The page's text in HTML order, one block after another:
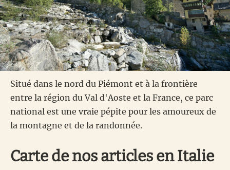
Situé dans le nord du Piémont et à la frontière
entre la région du Val d'Aoste et la France, ce parc
national est une vraie pépite pour les amoureux de
la montagne et de la randonnée.
Carte de nos articles en Italie